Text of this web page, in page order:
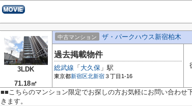
3LDK
71.18㎡
中古マンション ザ・パークハウス新宿柏木
過去掲載物件
総武線 「 大久保 」駅
東京都新宿区北新宿３丁目1-16
■■こちらのマンション限定でお探しの方お気軽にお問い合わ
きます。